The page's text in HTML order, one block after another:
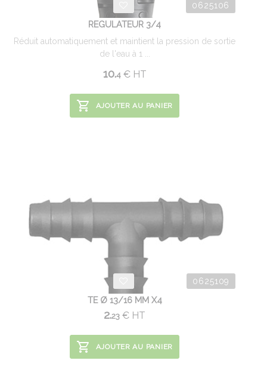
0625106
REGULATEUR 3/4
Réduit automatiquement et maintient la pression de sortie
de l'eau à 1 ...
10.4 €HT
AJOUTER AU PANIER
0625109
TE Ø 13/16 MM X4
2.23 € HT
AJOUTER AU PANIER